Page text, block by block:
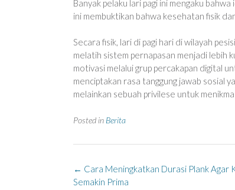
Banyak pelaku lari pagi ini mengaku
ini membuktikan bahwa kesehatan fisik
Secara fisik, lari di pagi hari di wilayah
melatih sistem pernapasan menjadi lebih
motivasi melalui grup percakapan digital
menciptakan rasa tanggung jawab sosial
melainkan sebuah privilese untuk
Posted in Berita
Post
navigation
← Cara Meningkatkan Durasi Plank Agar
Semakin Prima